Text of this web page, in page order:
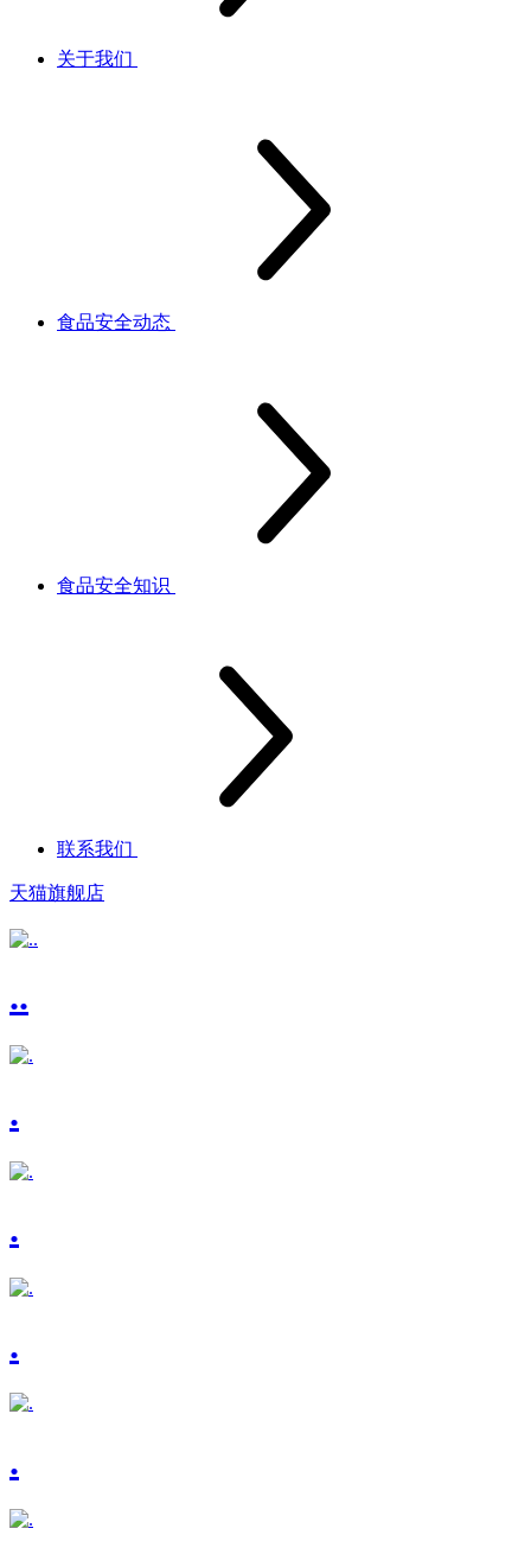
关于我们
食品安全动态
食品安全知识
联系我们
天猫旗舰店
..
.
.
.
.